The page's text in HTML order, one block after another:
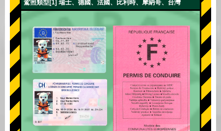
駕照類型[1] 瑞士、德國、法國、比利時、摩納哥、台灣